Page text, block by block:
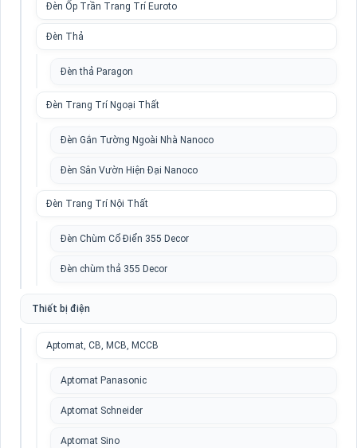
Đèn Ốp Trần Trang Trí Euroto
Đèn Thả
Đèn thả Paragon
Đèn Trang Trí Ngoại Thất
Đèn Gắn Tường Ngoài Nhà Nanoco
Đèn Sân Vườn Hiện Đại Nanoco
Đèn Trang Trí Nội Thất
Đèn Chùm Cổ Điển 355 Decor
Đèn chùm thả 355 Decor
Thiết bị điện
Aptomat, CB, MCB, MCCB
Aptomat Panasonic
Aptomat Schneider
Aptomat Sino